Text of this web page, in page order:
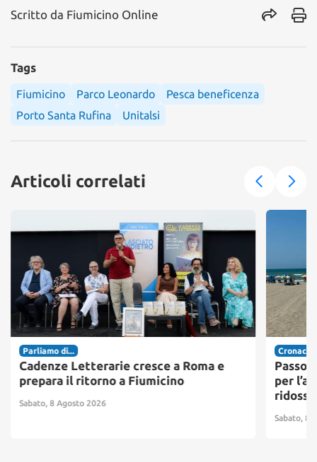
Scritto da Fiumicino Online
Tags
Fiumicino Parco Leonardo
Pesca beneficenza
Porto Santa Rufina
Unitalsi
Articoli correlati
Parliamo di...
Cadenze Letterarie cresce a Roma e
prepara il ritorno a Fiumicino
Sabato, 8 Agosto 2026
Cronaca
per
Sabato, 8